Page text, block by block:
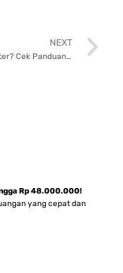
NEXT
Apa Itu Paylater? Cek Panduan Lengkap Sebelum Menggunakannya!
Rp 48.000.000!
yang cepat dan